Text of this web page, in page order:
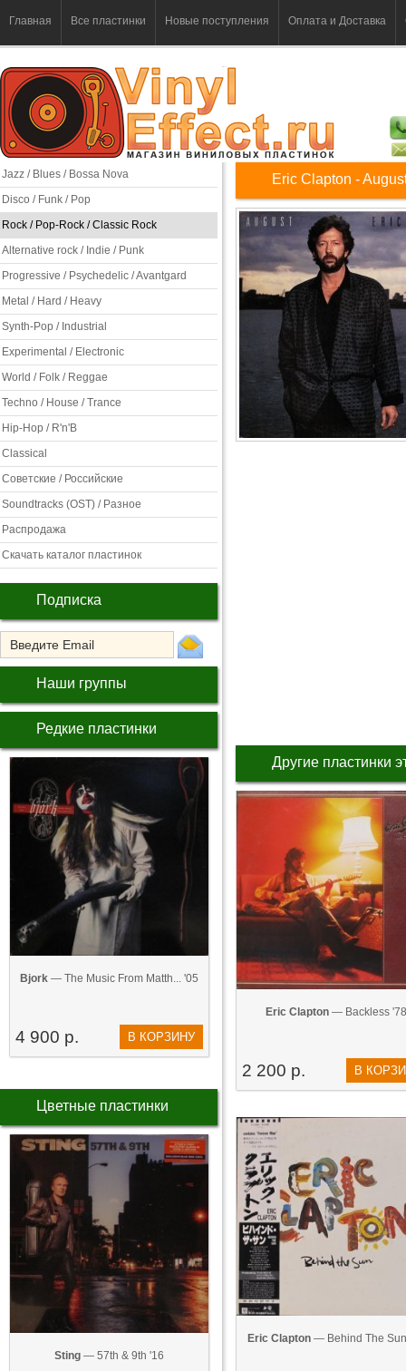
Главная Все пластинки Новые поступления Оплата и Доставка
Jazz / Blues / Bossa Nova
Disco / Funk / Pop
Rock / Pop-Rock / Classic Rock
Alternative rock / Indie / Punk
Progressive / Psychedelic / Avantgard
Metal / Hard / Heavy
Synth-Pop / Industrial
Experimental / Electronic
World / Folk / Reggae
Techno / House / Trance
Hip-Hop / R'n'B
Classical
Советские / Российские
Soundtracks (OST) / Разное
Распродажа
Скачать каталог пластинок
Подписка
Наши группы
Редкие пластинки
Bjork — The Music From Matth... '05
4 900 р. В КОРЗИНУ
Цветные пластинки
Sting — 57th & 9th '16
Eric Clapton -
Другие пластинки
Eric Clapton— Backless '78
2 200 р. В
Eric Clapton — Behind The